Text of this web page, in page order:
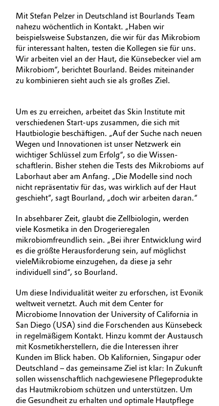
Mit Stefan Pelzer in Deutschland ist Bourlands Team
nahezu wöchentlich in Kontakt. „Haben wir
beispielsweise Substanzen, die wir für das Mikrobiom
für interessant halten, testen die Kollegen sie für uns.
Wir arbeiten viel an der Haut, die Künsebecker viel am
Mikrobiom“, berichtet Bourland. Beides miteinander
zu kombinieren sieht auch sie als großes Ziel.
Um es zu erreichen, arbeitet das Skin Institute mit
verschiedenen Start-ups zusammen, die sich mit
Hautbiologie beschäftigen. „Auf der Suche nach neuen
Wegen und Innovationen ist unser Netzwerk ein
wichtiger Schlüssel zum Erfolg“, so die Wissen­
schaftlerin. Bisher stehen die Tests des Mikrobioms auf
Laborhaut aber am Anfang. „Die Modelle sind noch
nicht repräsentativ für das, was wirklich auf der Haut
geschieht“, sagt Bourland, „doch wir arbeiten daran.“
In absehbarer Zeit, glaubt die Zellbiologin, werden
viele Kosmetika in den Drogerieregalen
mikrobiomfreundlich sein. „Bei ihrer Entwicklung wird
es die größte Herausforderung sein, auf möglichst
vieleMikrobiome einzugehen, da diese ja sehr
individuell sind“, so Bourland.
Um diese Individualität weiter zu erforschen, ist ­­Evonik
weltweit vernetzt. Auch mit dem Center for
Microbiome Innovation der University of California in
San Diego (USA) sind die Forschenden aus Künsebeck
in regel­mäßigem Kontakt. Hinzu kommt der Austausch
mit Kosmetikherstellern, die die Interessen ihrer
Kunden im Blick haben. Ob Kalifornien, Singapur oder
Deutschland – das gemeinsame Ziel ist klar: In Zukunft
sollen wissenschaftlich nachgewiesene Pflegeprodukte
das Haut­mikrobiom schützen und unterstützen. Um
die Gesundheit zu erhalten und optimale Hautpflege